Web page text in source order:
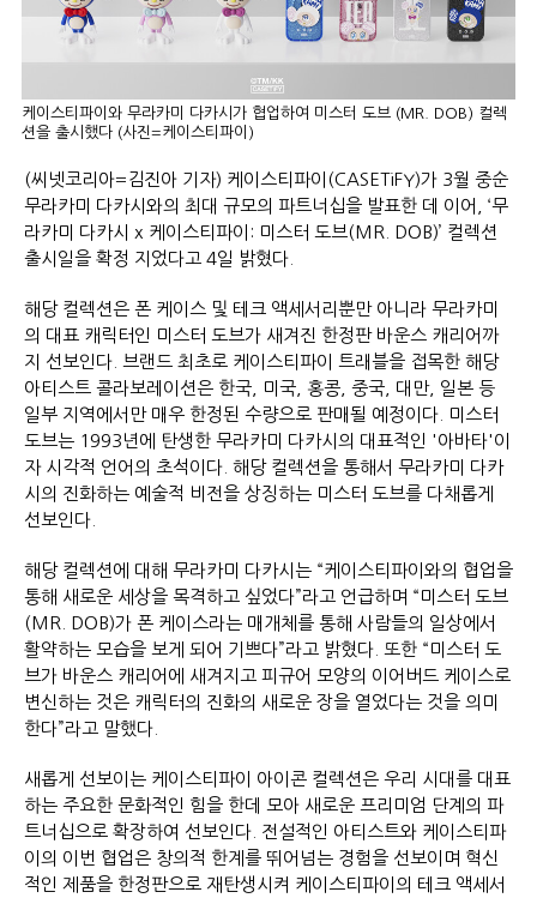
케이스티파이와 무라카미 다카시가 협업하여 미스터 도브 (MR. DOB) 컬렉
션을 출시했다 (사진=케이스티파이)
(씨넷코리아=김진아 기자) 케이스티파이(CASETiFY)가 3월 중순
무라카미 다카시와의 최대 규모의 파트너십을 발표한 데 이어, ‘무
라카미 다카시 x 케이스티파이: 미스터 도브(MR. DOB)’ 컬렉션
출시일을 확정 지었다고 4일 밝혔다.
해당 컬렉션은 폰 케이스 및 테크 액세서리뿐만 아니라 무라카미
의 대표 캐릭터인 미스터 도브가 새겨진 한정판 바운스 캐리어까
지 선보인다. 브랜드 최초로 케이스티파이 트래블을 접목한 해당
아티스트 콜라보레이션은 한국, 미국, 홍콩, 중국, 대만, 일본 등
일부 지역에서만 매우 한정된 수량으로 판매될 예정이다. 미스터
도브는 1993년에 탄생한 무라카미 다카시의 대표적인 '아바타'이
자 시각적 언어의 초석이다. 해당 컬렉션을 통해서 무라카미 다카
시의 진화하는 예술적 비전을 상징하는 미스터 도브를 다채롭게
선보인다.
해당 컬렉션에 대해 무라카미 다카시는 “케이스티파이와의 협업을
통해 새로운 세상을 목격하고 싶었다”라고 언급하며 “미스터 도브
(MR. DOB)가 폰 케이스라는 매개체를 통해 사람들의 일상에서
활약하는 모습을 보게 되어 기쁘다”라고 밝혔다. 또한 “미스터 도
브가 바운스 캐리어에 새겨지고 피규어 모양의 이어버드 케이스로
변신하는 것은 캐릭터의 진화의 새로운 장을 열었다는 것을 의미
한다”라고 말했다.
새롭게 선보이는 케이스티파이 아이콘 컬렉션은 우리 시대를 대표
하는 주요한 문화적인 힘을 한데 모아 새로운 프리미엄 단계의 파
트너십으로 확장하여 선보인다. 전설적인 아티스트와 케이스티파
이의 이번 협업은 창의적 한계를 뛰어넘는 경험을 선보이며 혁신
적인 제품을 한정판으로 재탄생시켜 케이스티파이의 테크 액세서